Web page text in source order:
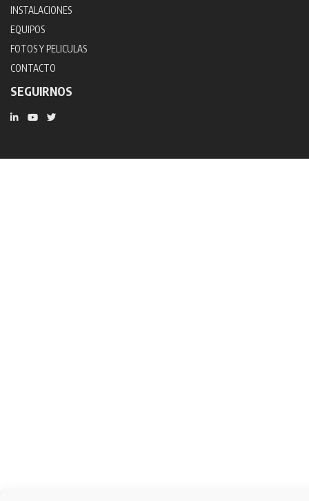
INSTALACIONES
EQUIPOS
FOTOS Y PELICULAS
CONTACTO
SEGUIRNOS